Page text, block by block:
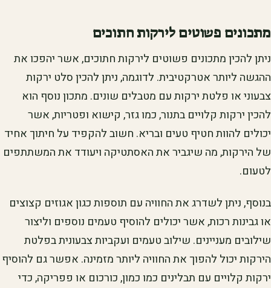
מתכונים פשוטים לירקות חתוכים
ניתן להכין מתכונים פשוטים לירקות חתוכים, אשר יהפכו את
ההגשה ליותר אטרקטיבית. לדוגמה, ניתן להכין סלט ירקות
צבעוני או פלטת ירקות עם מטבלים שונים. מתכון נוסף הוא
להכין ירקות קלויים בתנור, כמו גזר, קישוא ופטריות, אשר
יכולים להוות חטיף טעים ובריא. חשוב להקפיד על חיתוך אחיד
של הירקות, מה שיגביר את האסתטיקה ויעודד את המשתתפים
לטעום.
בנוסף, ניתן לשדרג את החוויה עם תוספות כגון אגוזים קצוצים
או גבינות רכות, אשר יכולים להוסיף טעמים נוספים וליצור
שילובים מעניינים. שילוב טעמים ועקביות צבעונית בפלטת
הירקות יכול להפוך את החוויה ליותר מזמינה. אפשר גם להוסיף
ירקות קלויים עם תבלינים כמו כמון, כורכום או פפריקה, כדי